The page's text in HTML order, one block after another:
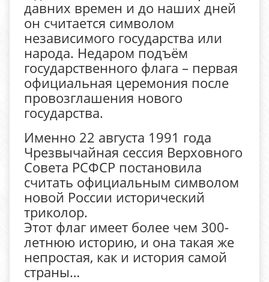
давних времен и до наших дней
он считается символом
независимого государства или
народа. Недаром подъём
государственного флага – первая
официальная церемония после
провозглашения нового
государства.
Именно 22 августа 1991 года
Чрезвычайная сессия Верховного
Совета РСФСР постановила
считать официальным символом
новой России исторический
триколор.
Этот флаг имеет более чем 300-
летнюю историю, и она такая же
непростая, как и история самой
страны…